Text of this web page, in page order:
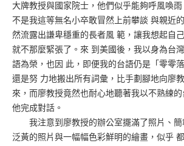
大牌教授與國家院士，他們似乎能夠呼風喚
不是我這等無名小卒敢冒然上前攀談 與親近
然流露出謙卑穩重的長者風 範，讓我想起自
就不那麼緊張了。來 到美國後，我以身為台
語為榮，也因 此，即便我的台語仍是「零零
還是努 力地搬出所有詞彙，比手劃腳地向廖
來，而廖教授竟然也耐心地聽著我以不熟練
他完成對話。
我注意到廖教授的辦公室擺滿了照片、簡
泛黃的照片與一幅幅色彩鮮明的繪畫，似乎